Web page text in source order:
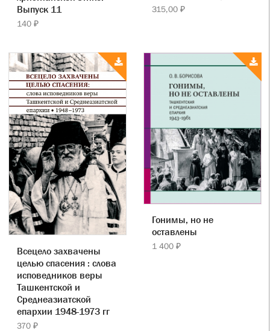
Выпуск 11
140 ₽
315,00 ₽
Всецело захвачены
целью спасения : слова
исповедников веры
Ташкентской и
Среднеазиатской
епархии 1948-1973 гг
370 ₽
Гонимы, но не
оставлены
1 400 ₽